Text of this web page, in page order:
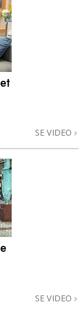
SE VIDEO
SE VIDEO